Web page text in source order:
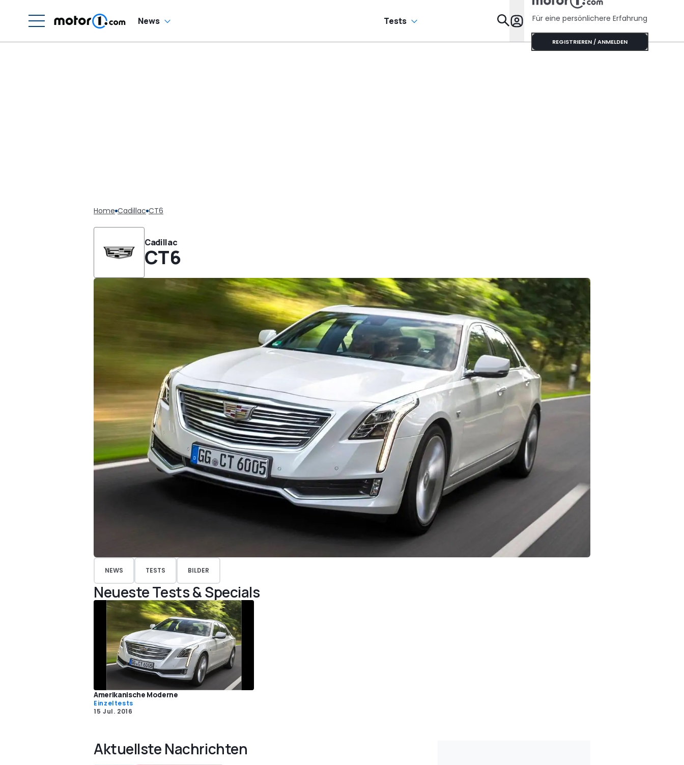
News Tests Specials
Für eine persönlichere Erfahrung
REGISTRIEREN / ANMELDEN
Home Cadillac CT6
Cadillac
CT6
NEWS TESTS BILDER
Neueste Tests & Specials
Amerikanische Moderne
Einzeltests
15 Jul. 2016
Aktuellste Nachrichten